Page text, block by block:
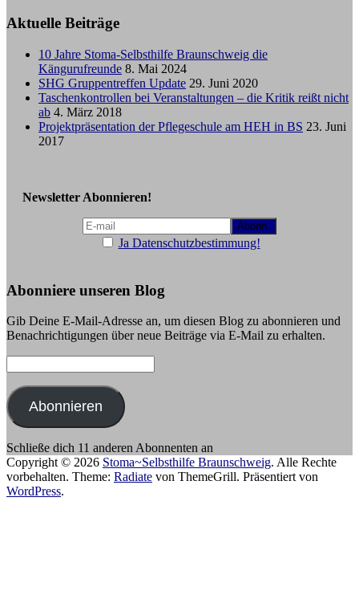
Aktuelle Beiträge
10 Jahre Stoma-Selbsthilfe Braunschweig die
Kängurufreunde 8. Mai 2024
SHG Gruppentreffen Update 29. Juni 2020
Taschenkontrollen bei Veranstaltungen – die Kritik reißt nicht
ab 4. März 2018
Projektpräsentation der Pflegeschule am HEH in BS 23. Juni
2017
Newsletter Abonnieren!
Ja Datenschutzbestimmung!
Abonniere unseren Blog
Gib Deine E-Mail-Adresse an, um diesen Blog zu abonnieren und
Benachrichtigungen über neue Beiträge via E-Mail zu erhalten.
Mail-
Adresse:
Abonnieren
Schließe dich 11 anderen Abonnenten an
Copyright © 2026 Stoma~Selbsthilfe Braunschweig. Alle Rechte
vorbehalten. Theme: Radiate von ThemeGrill. Präsentiert von
WordPress.